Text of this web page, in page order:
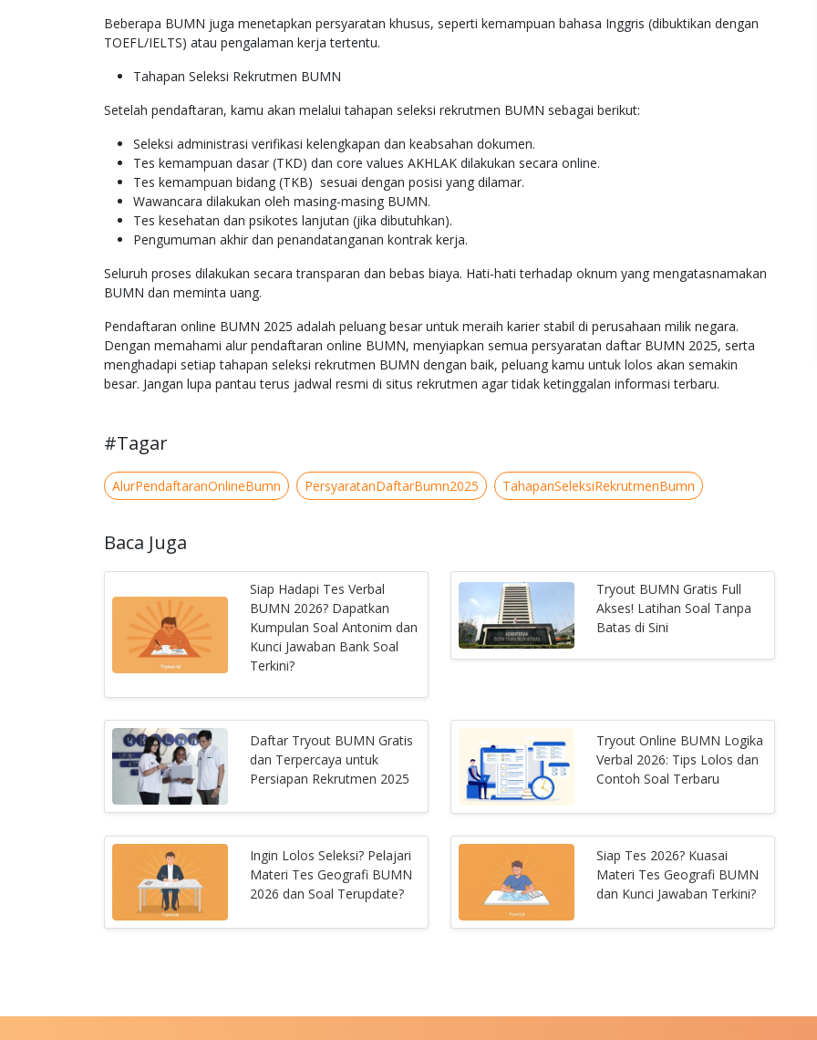
Beberapa BUMN juga menetapkan persyaratan khusus, seperti kemampuan bahasa Inggris (dibuktikan dengan
TOEFL/IELTS) atau pengalaman kerja tertentu.
Tahapan Seleksi Rekrutmen BUMN
Setelah pendaftaran, kamu akan melalui tahapan seleksi rekrutmen BUMN sebagai berikut:
Seleksi administrasi verifikasi kelengkapan dan keabsahan dokumen.
Tes kemampuan dasar (TKD) dan core values AKHLAK dilakukan secara online.
Tes kemampuan bidang (TKB) sesuai dengan posisi yang dilamar.
Wawancara dilakukan oleh masing-masing BUMN.
Tes kesehatan dan psikotes lanjutan (jika dibutuhkan).
Pengumuman akhir dan penandatanganan kontrak kerja.
Seluruh proses dilakukan secara transparan dan bebas biaya. Hati-hati terhadap oknum yang mengatasnamakan
BUMN dan meminta uang.
Pendaftaran online BUMN 2025 adalah peluang besar untuk meraih karier stabil di perusahaan milik negara.
Dengan memahami alur pendaftaran online BUMN, menyiapkan semua persyaratan daftar BUMN 2025, serta
menghadapi setiap tahapan seleksi rekrutmen BUMN dengan baik, peluang kamu untuk lolos akan semakin
besar. Jangan lupa pantau terus jadwal resmi di situs rekrutmen agar tidak ketinggalan informasi terbaru.
#Tagar
AlurPendaftaranOnlineBumn PersyaratanDaftarBumn2025 TahapanSeleksiRekrutmenBumn
Baca Juga
Siap Hadapi Tes Verbal
BUMN 2026? Dapatkan
Kumpulan Soal Antonim dan
Kunci Jawaban Bank Soal
Terkini?
Tryout BUMN Gratis Full
Akses! Latihan Soal Tanpa
Batas di Sini
Daftar Tryout BUMN Gratis
dan Terpercaya untuk
Persiapan Rekrutmen 2025
Tryout Online BUMN Logika
Verbal 2026: Tips Lolos dan
Contoh Soal Terbaru
Ingin Lolos Seleksi? Pelajari
Materi Tes Geografi BUMN
2026 dan Soal Terupdate?
Siap Tes 2026? Kuasai
Materi Tes Geografi BUMN
dan Kunci Jawaban Terkini?